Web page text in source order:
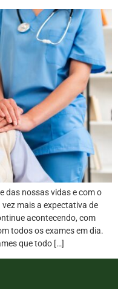
das nossas vidas e com o
mais a expectativa de
acontecendo, com
todos os exames em dia.
que todo […]